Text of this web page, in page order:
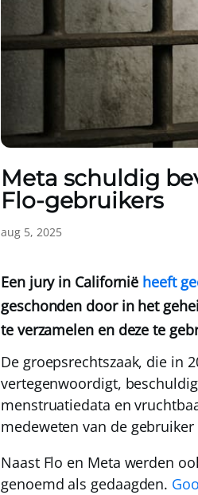
Meta schuldig
Flo-gebruikers
aug 5, 2025
Een jury in Californië heeft
geschonden door in het
te verzamelen en deze te
De groepsrechtszaak, die in
vertegenwoordigt,
menstruatiedata en
medeweten van de
Naast Flo en Meta werden
genoemd als gedaagden.